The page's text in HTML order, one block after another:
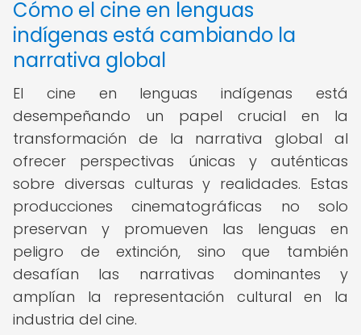
Cómo el cine en lenguas
indígenas está cambiando la
narrativa global
El cine en lenguas indígenas está
desempeñando un papel crucial en la
transformación de la narrativa global al
ofrecer perspectivas únicas y auténticas
sobre diversas culturas y realidades. Estas
producciones cinematográficas no solo
preservan y promueven las lenguas en
peligro de extinción, sino que también
desafían las narrativas dominantes y
amplían la representación cultural en la
industria del cine.